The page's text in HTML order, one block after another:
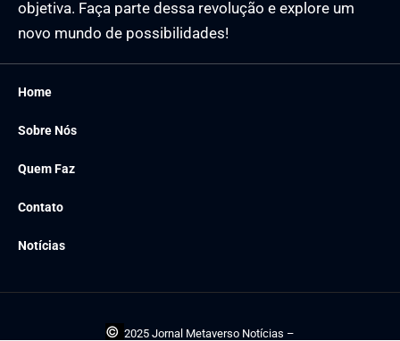
objetiva. Faça parte dessa revolução e explore um
novo mundo de possibilidades!
Home
Sobre Nós
Quem Faz
Contato
Notícias
© 2025 Jornal Metaverso Notícias –